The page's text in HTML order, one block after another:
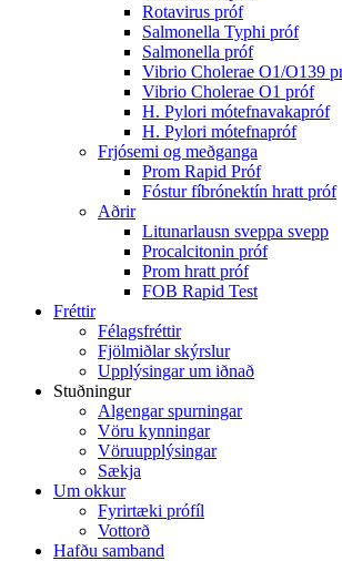
Rotavirus próf
Salmonella Typhi próf
Salmonella próf
Vibrio Cholerae O1/O139
Vibrio Cholerae O1 próf
H. Pylori mótefnavakapróf
H. Pylori mótefnapróf
Frjósemi og meðganga
Prom Rapid Próf
Fóstur fíbrónektín hratt próf
Aðrir
Litunarlausn sveppa svepp
Procalcitonin próf
Prom hratt próf
FOB Rapid Test
Fréttir
Félagsfréttir
Fjölmiðlar skýrslur
Upplýsingar um iðnað
Stuðningur
Algengar spurningar
Vöru kynningar
Vöruupplýsingar
Sækja
Um okkur
Fyrirtæki prófíl
Vottorð
Hafðu samband